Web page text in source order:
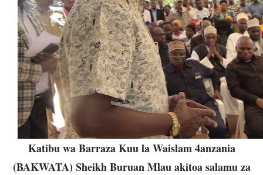
Katibu wa Barraza Kuu la Waislam 4anzania
(BAKWATA) Sheikh Buruan Mlau akitoa salamu za